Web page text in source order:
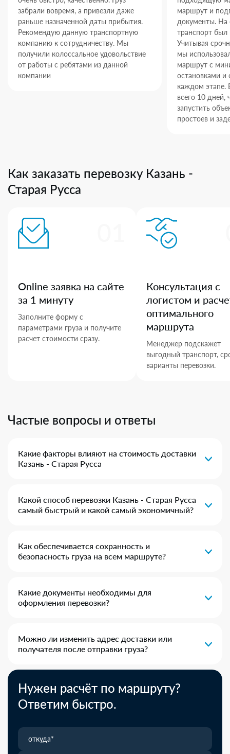
забрали вовремя, а привезли даже
раньше назначенной даты прибытия.
Рекомендую данную транспортную
компанию к сотрудничеству. Мы
получили колоссальное удовольствие
от работы с ребятами из данной
компании
маршрут и
документы. На
транспорт был
Учитывая
мы
маршрут с
остановками и
каждом этапе.
всего 10 дней,
запустить
простоев и
Как заказать перевозку Казань -
Старая Русса
Online заявка на сайте
за 1 минуту
Заполните форму с
параметрами груза и получите
расчет стоимости сразу.
Консультация с
логистом и
оптимального
маршрута
Менеджер подскажет
выгодный транспорт,
варианты перевозки.
Частые вопросы и ответы
Какие факторы влияют на стоимость доставки
Казань - Старая Русса
Какой способ перевозки Казань - Старая Русса
самый быстрый и какой самый экономичный?
Как обеспечивается сохранность и
безопасность груза на всем маршруте?
Какие документы необходимы для
оформления перевозки?
Можно ли изменить адрес доставки или
получателя после отправки груза?
Нужен расчёт по маршруту?
Ответим быстро.